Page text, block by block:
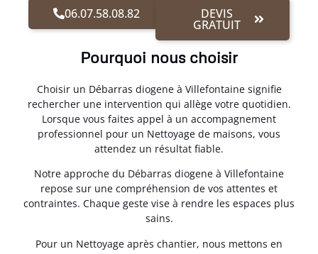
06.07.58.08.82 DEVIS
GRATUIT
Pourquoi nous choisir
Choisir un Débarras diogene à Villefontaine signifie
rechercher une intervention qui allège votre quotidien.
Lorsque vous faites appel à un accompagnement
professionnel pour un Nettoyage de maisons, vous
attendez un résultat fiable.
Notre approche du Débarras diogene à Villefontaine
repose sur une compréhension de vos attentes et
contraintes. Chaque geste vise à rendre les espaces plus
sains.
Pour un Nettoyage après chantier, nous mettons en